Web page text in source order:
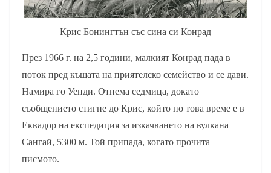
Крис Бонингтън със сина си Конрад
През 1966 г. на 2,5 години, малкият Конрад пада в
поток пред къщата на приятелско семейство и се дави.
Намира го Уенди. Отнема седмица, докато
съобщението стигне до Крис, който по това време е в
Еквадор на експедиция за изкачването на вулкана
Сангай, 5300 м. Той припада, когато прочита
писмото.